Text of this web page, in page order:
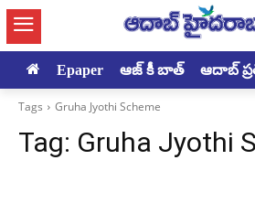
Epaper ఆజ్ కీ బాత్ ఆదాబ్
Tags Gruha Jyothi Scheme
Tag: Gruha Jyothi